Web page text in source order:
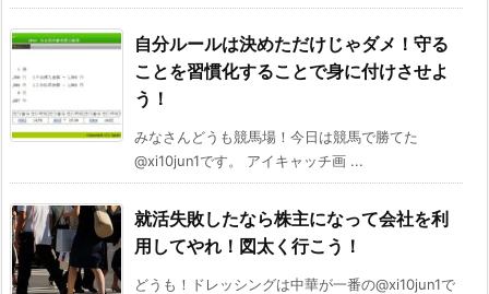
自分ルールは決めただけじゃダメ！守る
ことを習慣化することで身に付けさせよ
う！
みなさんどうも競馬場！今日は競馬で勝てた
@xi10jun1です。 アイキャッチ画 ...
就活失敗したなら株主になって会社を利
用してやれ！図太く行こう！
どうも！ドレッシングは中華が一番の@xi10jun1で